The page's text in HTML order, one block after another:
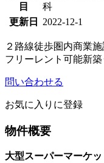
目
科
更新日
2022-12-1
２路線徒歩圏内商業施
フリーレント可能新
問い合わせる
お気に入りに登録
物件概要
大型スーパーマーケ